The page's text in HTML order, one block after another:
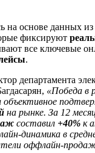
на основе данных из
фиксируют
все ключевые
.
департамента
«Победа в
объективное
на рынке. За 12
составил +40% к
динамика в
оффлайн-